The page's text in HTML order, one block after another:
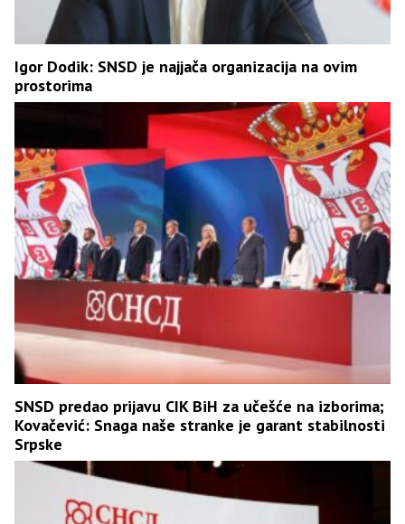
Igor Dodik: SNSD je najjača organizacija na ovim
prostorima
SNSD predao prijavu CIK BiH za učešće na izborima;
Kovačević: Snaga naše stranke je garant stabilnosti
Srpske